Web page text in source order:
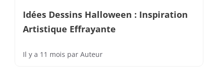
Idées Dessins Halloween : Inspiration
Artistique Effrayante
Il y a 11 mois par Auteur